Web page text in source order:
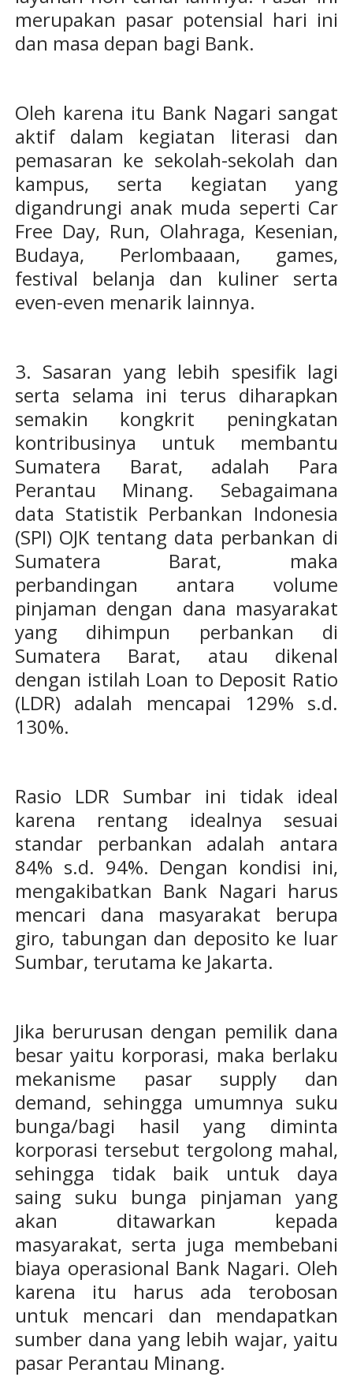
merupakan pasar potensial hari ini
dan masa depan bagi Bank.
Oleh karena itu Bank Nagari sangat
aktif dalam kegiatan literasi dan
pemasaran ke sekolah-sekolah dan
kampus, serta kegiatan yang
digandrungi anak muda seperti Car
Free Day, Run, Olahraga, Kesenian,
Budaya, Perlombaaan, games,
festival belanja dan kuliner serta
even-even menarik lainnya.
3. Sasaran yang lebih spesifik lagi
serta selama ini terus diharapkan
semakin kongkrit peningkatan
kontribusinya untuk membantu
Sumatera Barat, adalah Para
Perantau Minang. Sebagaimana
data Statistik Perbankan Indonesia
(SPI) OJK tentang data perbankan di
Sumatera Barat, maka
perbandingan antara volume
pinjaman dengan dana masyarakat
yang dihimpun perbankan di
Sumatera Barat, atau dikenal
dengan istilah Loan to Deposit Ratio
(LDR) adalah mencapai 129% s.d.
130%.
Rasio LDR Sumbar ini tidak ideal
karena rentang idealnya sesuai
standar perbankan adalah antara
84% s.d. 94%. Dengan kondisi ini,
mengakibatkan Bank Nagari harus
mencari dana masyarakat berupa
giro, tabungan dan deposito ke luar
Sumbar, terutama ke Jakarta.
Jika berurusan dengan pemilik dana
besar yaitu korporasi, maka berlaku
mekanisme pasar supply dan
demand, sehingga umumnya suku
bunga/bagi hasil yang diminta
korporasi tersebut tergolong mahal,
sehingga tidak baik untuk daya
saing suku bunga pinjaman yang
akan ditawarkan kepada
masyarakat, serta juga membebani
biaya operasional Bank Nagari. Oleh
karena itu harus ada terobosan
untuk mencari dan mendapatkan
sumber dana yang lebih wajar, yaitu
pasar Perantau Minang.